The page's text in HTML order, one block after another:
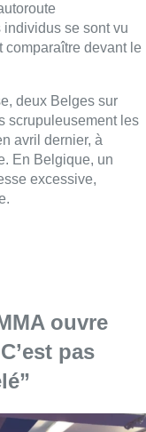
individus se sont vu
comparaître devant le
, deux Belges sur
scrupuleusement les
avril dernier, à
. En Belgique, un
excessive,
ouvre
pas